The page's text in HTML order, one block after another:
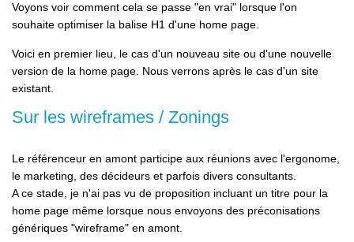
Voyons voir comment cela se passe "en vrai" lorsque l'on
souhaite optimiser la balise H1 d'une home page.
Voici en premier lieu, le cas d'un nouveau site ou d'une nouvelle
version de la home page. Nous verrons après le cas d'un site
existant.
Sur les wireframes / Zonings
Le référenceur en amont participe aux réunions avec l'ergonome,
le marketing, des décideurs et parfois divers consultants.
A ce stade, je n'ai pas vu de proposition incluant un titre pour la
home page même lorsque nous envoyons des préconisations
génériques "wireframe" en amont.